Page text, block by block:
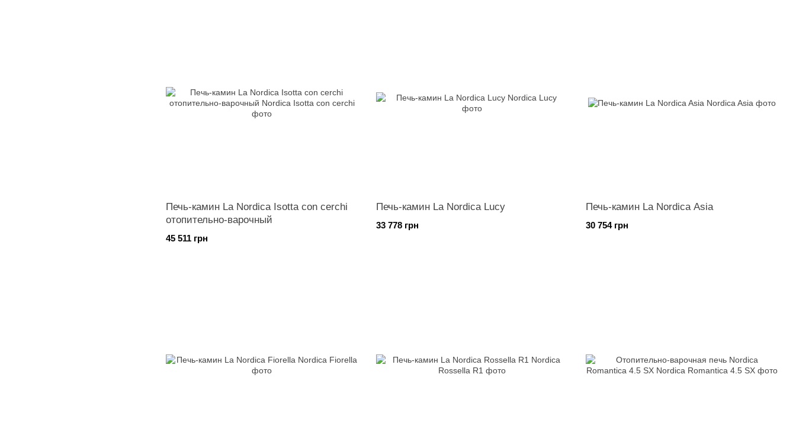
Печь-камин La Nordica Isotta con cerchi
отопительно-варочный
45 511 грн
Печь-камин La Nordica Lucy
33 778 грн
Печь-камин La Nordica Asia
30 754 грн